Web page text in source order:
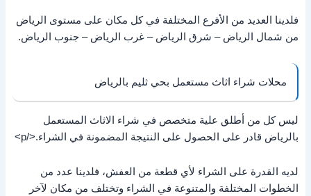
فلدينا العديد من الأفرع المختلفة في كل مكان على مستوى الرياض
من شمال الرياض – شرق الرياض – غرب الرياض – جنوب الرياض.
محلات شراء اثاث مستعمل بحي ثليم بالرياض
ليس كل من أطلق علية متخصص في شراء الاثاث المستعمل
بالرياض قادر على الحصول على النتيجة المضمونة في الشراء.</p>
لديه القدرة على الشراء لأي قطعة من العفش، فلدينا عدد من
الخطوات المختلفة والمتنوعة في الشراء وتختلف من مكان لآخر